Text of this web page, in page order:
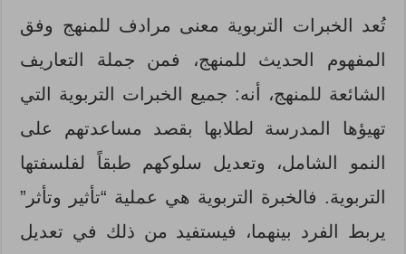
تُعد الخبرات التربوية معنى مرادف للمنهج وفق
المفهوم الحديث للمنهج، فمن جملة التعاريف
الشائعة للمنهج، أنه: جميع الخبرات التربوية التي
تهيؤها المدرسة لطلابها بقصد مساعدتهم على
النمو الشامل، وتعديل سلوكهم طبقاً لفلسفتها
التربوية. فالخبرة التربوية هي عملية “تأثير وتأثر”
يربط الفرد بينهما، فيستفيد من ذلك في تعديل